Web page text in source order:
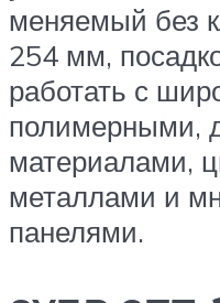
меняемый без
254 мм,
работать с
полимерными,
материалами,
металлами и
панелями.